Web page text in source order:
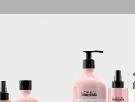
y el brillo cerrando las cutículas y
cabello y lo protege de la oxidación al
cierra y reacondiciona la cutícula del